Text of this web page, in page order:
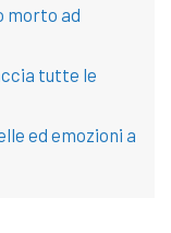
morto ad
tutte le
ed emozioni a